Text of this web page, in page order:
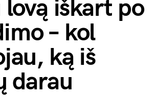
iškart po
– kol
ką iš
darau